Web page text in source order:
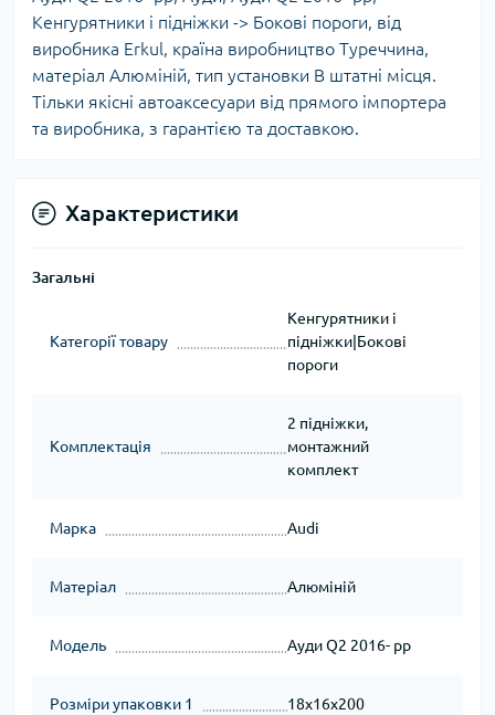
Кенгурятники і підніжки -> Бокові пороги, від
виробника Erkul, країна виробництво Туреччина,
матеріал Алюміній, тип установки В штатні місця.
Тільки якісні автоаксесуари від прямого імпортера
та виробника, з гарантією та доставкою.
Характеристики
Загальні
Категорії товару
Кенгурятники і
підніжки|Бокові
пороги
Комплектація
2 підніжки,
монтажний
комплект
Марка Audi
Матеріал Алюміній
Модель Ауди Q2 2016- рр
Розміри упаковки 1 18x16x200